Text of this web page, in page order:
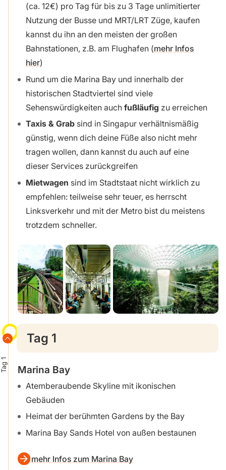
(ca. 12€) pro Tag für bis zu 3 Tage unlimitierter
Nutzung der Busse und MRT/LRT Züge, kaufen
kannst du ihn an den meisten der großen
Bahnstationen, z.B. am Flughafen (mehr Infos
hier)
Rund um die Marina Bay und innerhalb der
historischen Stadtviertel sind viele
Sehenswürdigkeiten auch fußläufig zu erreichen
Taxis & Grabsind in Singapur verhältnismäßig
günstig, wenn dich deine Füße also nicht mehr
tragen wollen, dann kannst du auch auf eine
dieser Services zurückgreifen
Mietwagen sind im Stadtstaat nicht wirklich zu
empfehlen: teilweise sehr teuer, es herrscht
Linksverkehr und mit der Metro bist du meistens
trotzdem schneller.
Tag 1
Tag 1
Marina Bay
Atemberaubende Skyline mit ikonischen
Gebäuden
Heimat der berühmten Gardens by the Bay
Marina Bay Sands Hotel von außen bestaunen
mehr Infos zum Marina Bay